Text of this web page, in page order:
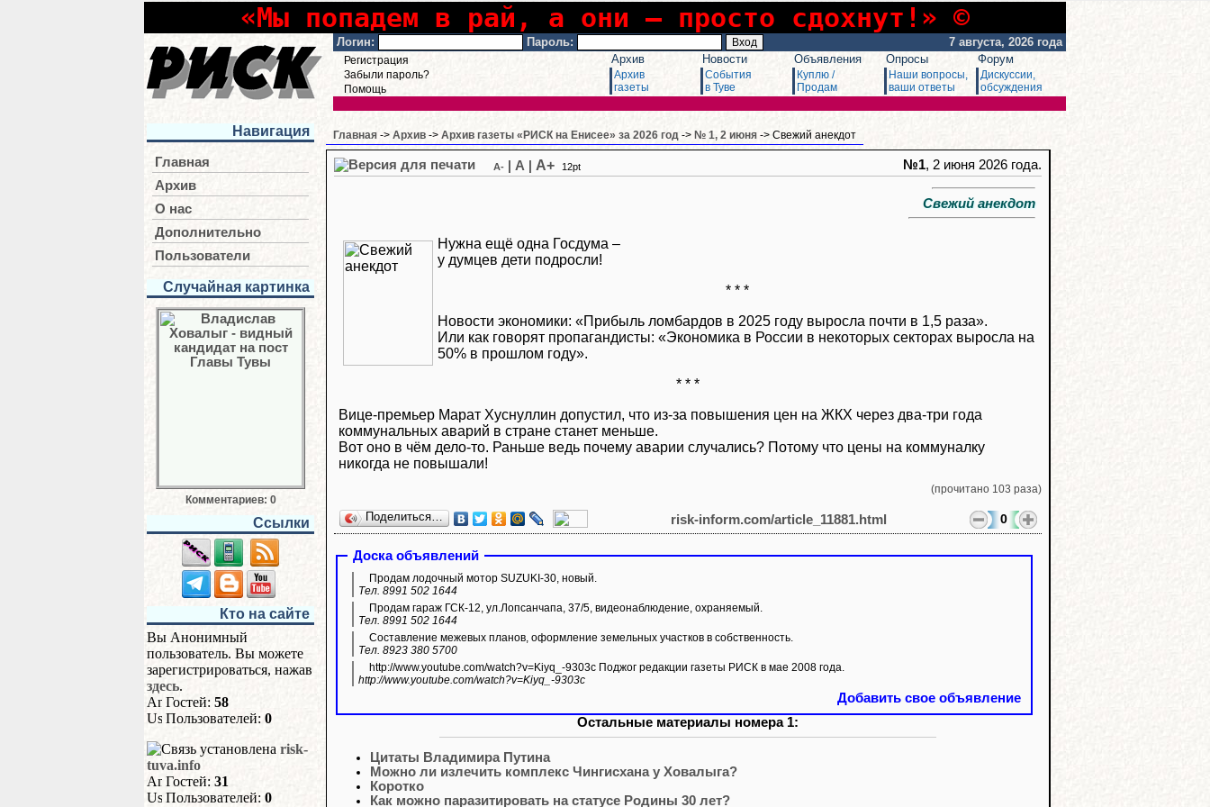
«Мы попадем в рай, а они – просто сдохнут!» ©
Логин: Пароль: 7 августа, 2026 года
Регистрация
Забыли пароль?
Помощь
Архив
Архив
газеты
Новости
События
в Туве
Объявления
Куплю /
Продам
Опросы
Наши вопросы,
ваши ответы
Форум
Дискуссии,
обсуждения
Навигация
Главная
Архив
О нас
Дополнительно
Пользователи
Случайная картинка
Комментариев: 0
Ссылки
Кто на сайте
Вы Анонимный
пользователь. Вы можете
зарегистрироваться, нажав
здесь.
Гостей: 58
Пользователей: 0
risk-
tuva.info
Гостей: 31
Пользователей: 0
Главная -> Архив -> Архив газеты «РИСК на Енисее» за 2026 год -> № 1, 2 июня -> Свежий анекдот
A- A A+ 12pt №1, 2 июня 2026 года.
Свежий анекдот
Нужна ещё одна Госдума –
у думцев дети подросли!
* * *
Новости экономики: «Прибыль ломбардов в 2025 году выросла почти в 1,5 раза».
Или как говорят пропагандисты: «Экономика в России в некоторых секторах выросла на
50% в прошлом году».
* * *
Вице-премьер Марат Хуснуллин допустил, что из-за повышения цен на ЖКХ через два-три года
коммунальных аварий в стране станет меньше.
Вот оно в чём дело-то. Раньше ведь почему аварии случались? Потому что цены на коммуналку
никогда не повышали!
(прочитано 103 раза)
Поделиться… 0
risk-inform.com/article_11881.html
Доска объявлений
Продам лодочный мотор SUZUKI-30, новый.
Тел. 8991 502 1644
Продам гараж ГСК-12, ул.Лопсанчапа, 37/5, видеонаблюдение, охраняемый.
Тел. 8991 502 1644
Составление межевых планов, оформление земельных участков в собственность.
Тел. 8923 380 5700
http://www.youtube.com/watch?v=Kiyq_-9303c Поджог редакции газеты РИСК в мае 2008 года.
http://www.youtube.com/watch?v=Kiyq_-9303c
Добавить свое объявление
Остальные материалы номера 1:
Цитаты Владимира Путина
Можно ли излечить комплекс Чингисхана у Ховалыга?
Коротко
Как можно паразитировать на статусе Родины 30 лет?